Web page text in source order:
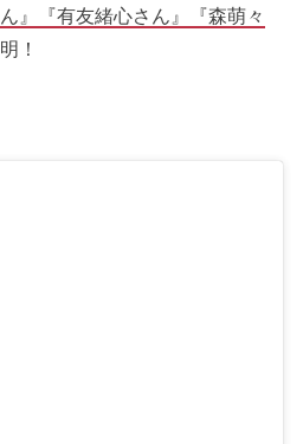
』『有友緒心さん』『森萌々
！